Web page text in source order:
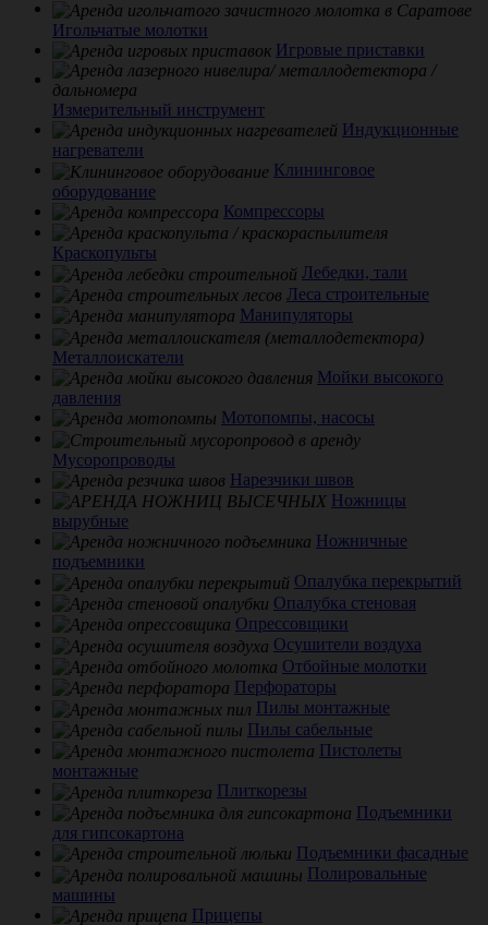
Игольчатые молотки
Игровые приставки
Измерительный инструмент
Индукционные
нагреватели
Клининговое
оборудование
Компрессоры
Краскопульты
Лебедки, тали
Леса строительные
Манипуляторы
Металлоискатели
Мойки высокого
давления
Мотопомпы, насосы
Мусоропроводы
Нарезчики швов
Ножницы
вырубные
Ножничные
подъемники
Опалубка перекрытий
Опалубка стеновая
Опрессовщики
Осушители воздуха
Отбойные молотки
Перфораторы
Пилы монтажные
Пилы сабельные
Пистолеты
монтажные
Плиткорезы
Подъемники
для гипсокартона
Подъемники фасадные
Полировальные
машины
Прицепы